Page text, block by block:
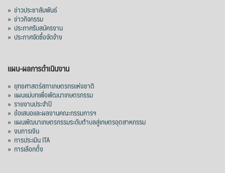
» ข่าวประชาสัมพันธ์
» ข่าวกิจกรรม
» ประกาศรับสมัครงาน
» ประกาศจัดซื้อจัดจ้าง
แผน-ผลการดำเนินงาน
» ยุทธศาสตร์สภาเกษตรกรแห่งชาติ
» แผนแม่บทเพื่อพัฒนาเกษตรกรรม
» รายงานประจำปี
» ข้อเสนอและผลงานคณะกรรมการฯ
» แผนพัฒนาเกษตรกรรมระดับตำบลสู่เกษตรอุตสาหกรรม
» งบการเงิน
» การประเมิน ITA
» การเลือกตั้ง